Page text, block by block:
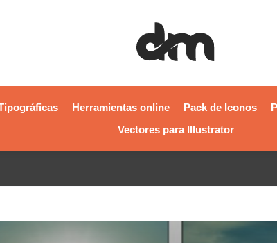
Herramientas online Pack de Iconos
Vectores para Illustrator